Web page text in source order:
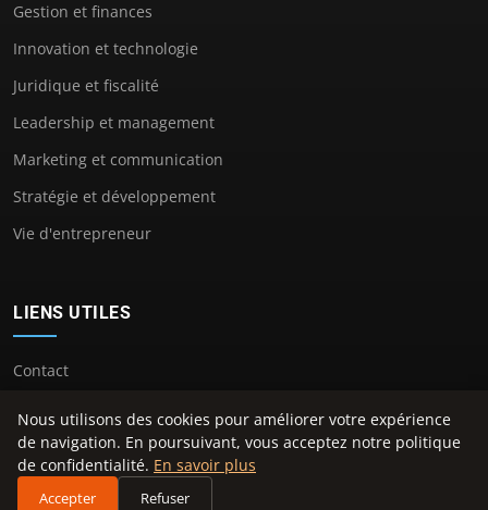
Gestion et finances
Innovation et technologie
Juridique et fiscalité
Leadership et management
Marketing et communication
Stratégie et développement
Vie d'entrepreneur
LIENS UTILES
Contact
© 2026 Auberadio. Tous droits réservés.
À propos Mentions légales
Nous utilisons des cookies pour améliorer votre expérience
de navigation. En poursuivant, vous acceptez notre politique
de confidentialité. En savoir plus
Accepter Refuser